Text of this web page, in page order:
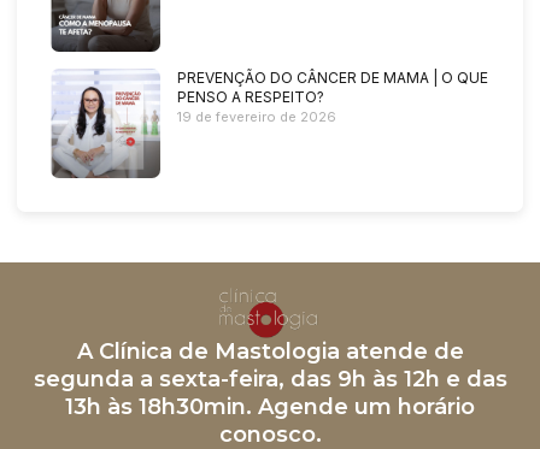
PREVENÇÃO DO CÂNCER DE MAMA | O QUE
PENSO A RESPEITO?
19 de fevereiro de 2026
A Clínica de Mastologia atende de
segunda a sexta-feira, das 9h às 12h e das
13h às 18h30min. Agende um horário
conosco.